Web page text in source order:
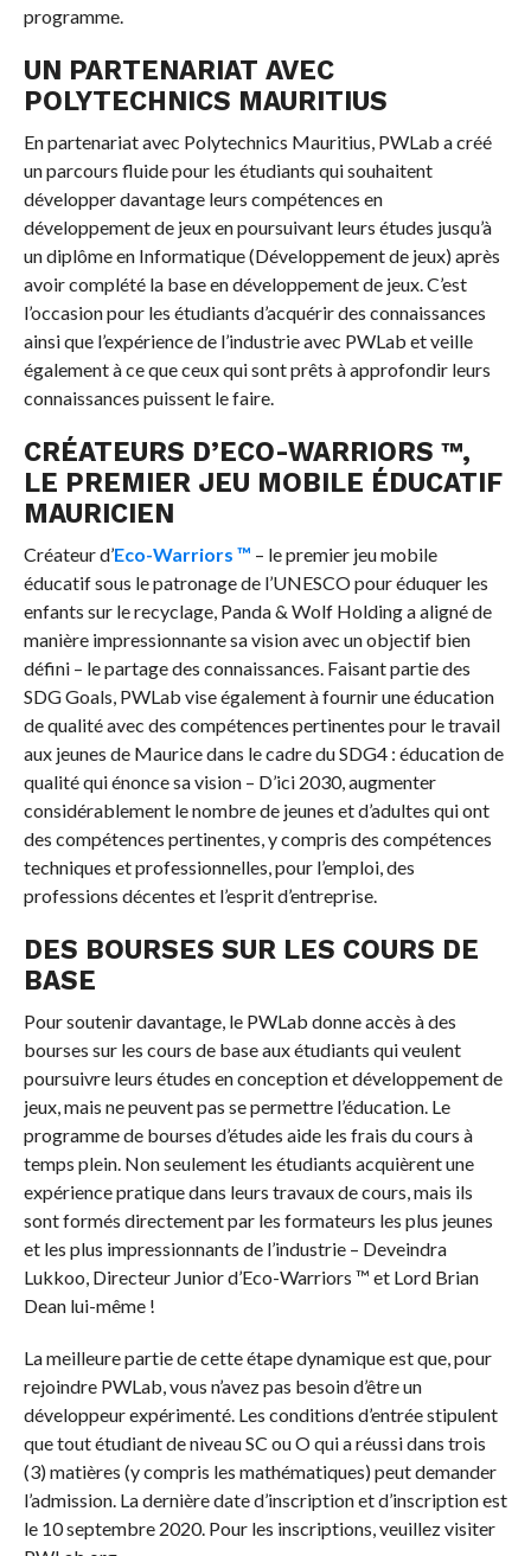
programme.
UN PARTENARIAT AVEC
POLYTECHNICS MAURITIUS
En partenariat avec Polytechnics Mauritius, PWLab a créé
un parcours fluide pour les étudiants qui souhaitent
développer davantage leurs compétences en
développement de jeux en poursuivant leurs études jusqu’à
un diplôme en Informatique (Développement de jeux) après
avoir complété la base en développement de jeux. C’est
l’occasion pour les étudiants d’acquérir des connaissances
ainsi que l’expérience de l’industrie avec PWLab et veille
également à ce que ceux qui sont prêts à approfondir leurs
connaissances puissent le faire.
CRÉATEURS D’ECO-WARRIORS ™,
LE PREMIER JEU MOBILE ÉDUCATIF
MAURICIEN
Créateur d’Eco-Warriors ™ – le premier jeu mobile
éducatif sous le patronage de l’UNESCO pour éduquer les
enfants sur le recyclage, Panda & Wolf Holding a aligné de
manière impressionnante sa vision avec un objectif bien
défini – le partage des connaissances. Faisant partie des
SDG Goals, PWLab vise également à fournir une éducation
de qualité avec des compétences pertinentes pour le travail
aux jeunes de Maurice dans le cadre du SDG4 : éducation de
qualité qui énonce sa vision – D’ici 2030, augmenter
considérablement le nombre de jeunes et d’adultes qui ont
des compétences pertinentes, y compris des compétences
techniques et professionnelles, pour l’emploi, des
professions décentes et l’esprit d’entreprise.
DES BOURSES SUR LES COURS DE
BASE
Pour soutenir davantage, le PWLab donne accès à des
bourses sur les cours de base aux étudiants qui veulent
poursuivre leurs études en conception et développement de
jeux, mais ne peuvent pas se permettre l’éducation. Le
programme de bourses d’études aide les frais du cours à
temps plein. Non seulement les étudiants acquièrent une
expérience pratique dans leurs travaux de cours, mais ils
sont formés directement par les formateurs les plus jeunes
et les plus impressionnants de l’industrie – Deveindra
Lukkoo, Directeur Junior d’Eco-Warriors ™ et Lord Brian
Dean lui-même !
La meilleure partie de cette étape dynamique est que, pour
rejoindre PWLab, vous n’avez pas besoin d’être un
développeur expérimenté. Les conditions d’entrée stipulent
que tout étudiant de niveau SC ou O qui a réussi dans trois
(3) matières (y compris les mathématiques) peut demander
l’admission. La dernière date d’inscription et d’inscription est
le 10 septembre 2020. Pour les inscriptions, veuillez visiter